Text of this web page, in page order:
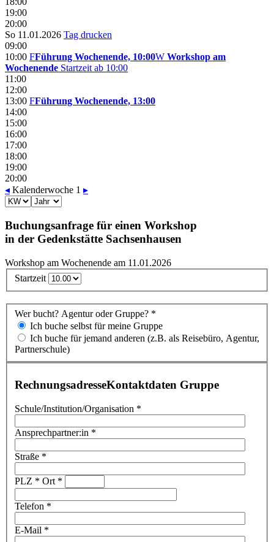
19:00
20:00
So 11.01.2026 Tag drucken
09:00
10:00 FFührung Wochenende, 10:00W Workshop am
Wochenende Startzeit ab 10:00
11:00
12:00
13:00 FFührung Wochenende, 13:00
14:00
15:00
16:00
17:00
18:00
19:00
20:00
◂ Kalenderwoche 1 ▸
Buchungsanfrage für einen Workshop
in der Gedenkstätte Sachsenhausen
Workshop am Wochenende am 11.01.2026
Startzeit
Wer bucht? Agentur oder Gruppe? *
Ich buche selbst für meine Gruppe
Ich buche für jemand anderen (z.B. als Reisebüro, Agentur,
Partnerschule)
RechnungsadresseKontaktdaten Gruppe
Schule/Institution/Organisation *
Ansprechpartner:in *
Straße *
PLZ * Ort *
Telefon *
E-Mail *